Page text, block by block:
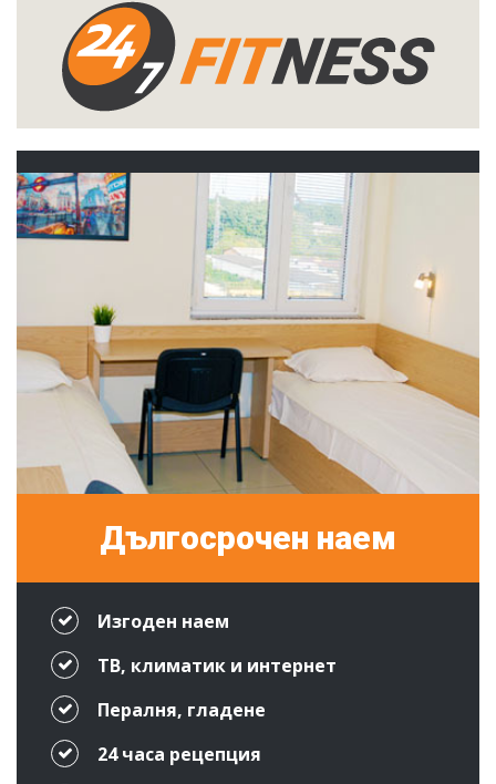
Дългосрочен наем
Изгоден наем
ТВ, климатик и интернет
Пералня, гладене
24 часа рецепция